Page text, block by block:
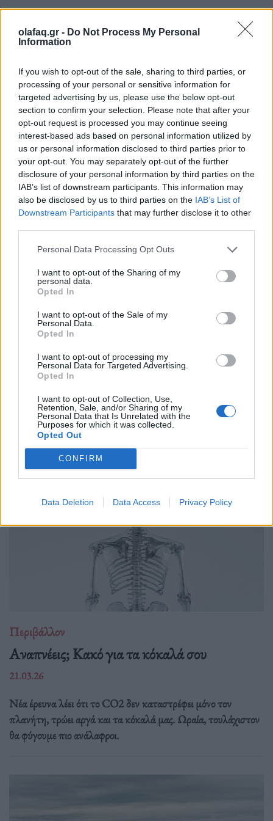
olafaq.gr - Do Not Process My Personal
Information
If you wish to opt-out of the sale, sharing to third parties, or
processing of your personal or sensitive information for
targeted advertising by us, please use the below opt-out
section to confirm your selection. Please note that after your
opt-out request is processed you may continue seeing
interest-based ads based on personal information utilized by
us or personal information disclosed to third parties prior to
your opt-out. You may separately opt-out of the further
disclosure of your personal information by third parties on the
IAB’s list of downstream participants. This information may
also be disclosed by us to third parties on the IAB’s List of
Downstream Participants that may further disclose it to other
Personal Data Processing Opt Outs
I want to opt-out of the Sharing of my
personal data.
Opted In
I want to opt-out of the Sale of my
Personal Data.
Opted In
I want to opt-out of processing my
Personal Data for Targeted Advertising.
Opted In
I want to opt-out of Collection, Use,
Retention, Sale, and/or Sharing of my
Personal Data that Is Unrelated with the
Purposes for which it was collected.
Opted Out
CONFIRM
Data Deletion Data Access Privacy Policy
Δημοσιεύθηκε σε
Δείτε επίσης
Περιβάλλον
Η Ανταρκτική καταρρέει
25.05.26
Ο παγετώνας Thwaites στην Ανταρκτική, γνωστός και ως
“Doomsday Glacier”, φαίνεται πως βρίσκεται πλέον ένα
βήμα πριν από τη διάλυση, με τους επιστήμονες να
προειδοποιούν για αλυσιδωτές επιπτώσεις στην
Περιβάλλον
Αναπνέεις; Κακό για τα κόκαλά σου
21.03.26
Νέα έρευνα λέει ότι το CO2 δεν καταστρέφει μόνο τον
πλανήτη, τρώει αργά και τα κόκαλά μας. Ωραία, τουλάχιστον
θα φύγουμε πιο ανάλαφροι.